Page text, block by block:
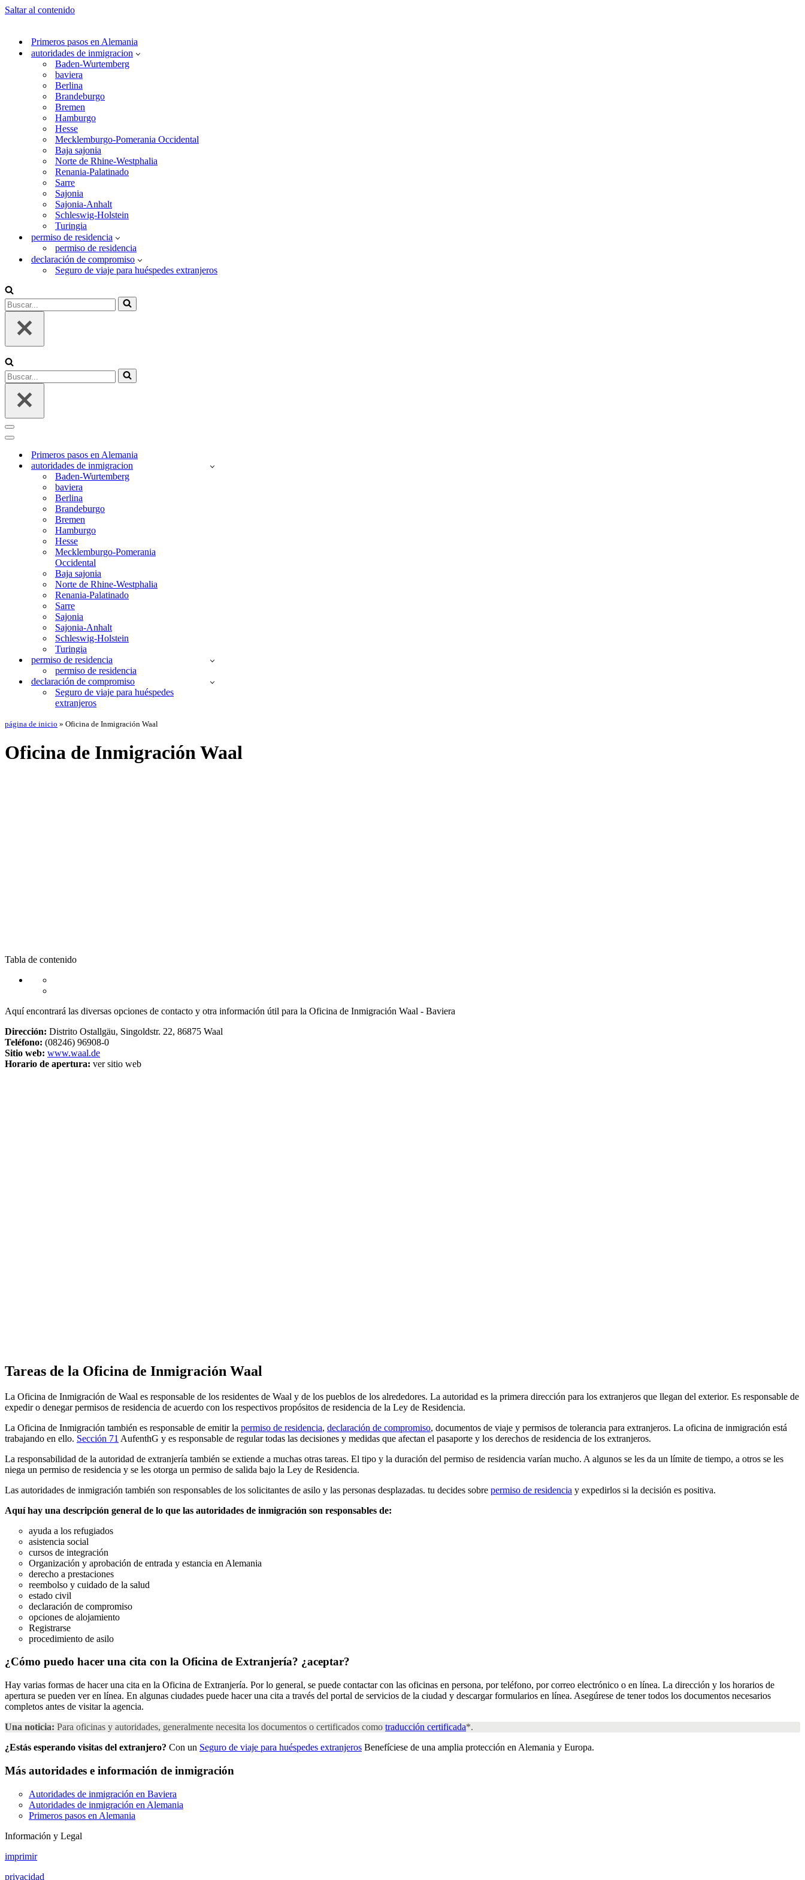
Saltar al contenido
Primeros pasos en Alemania
autoridades de inmigracion
Baden-Wurtemberg
baviera
Berlina
Brandeburgo
Bremen
Hamburgo
Hesse
Mecklemburgo-Pomerania Occidental
Baja sajonia
Norte de Rhine-Westphalia
Renania-Palatinado
Sarre
Sajonia
Sajonia-Anhalt
Schleswig-Holstein
Turingia
permiso de residencia
permiso de residencia
declaración de compromiso
Seguro de viaje para huéspedes extranjeros
Buscar...
Buscar...
Menú
de
Menú
navegaciónPrimeros pasos en Alemania
autoridades de inmigracion
Baden-Wurtemberg
baviera
Berlina
Brandeburgo
Bremen
Hamburgo
Hesse
Mecklemburgo-Pomerania
Occidental
Baja sajonia
Norte de Rhine-Westphalia
Renania-Palatinado
Sarre
Sajonia
Sajonia-Anhalt
Schleswig-Holstein
Turingia
permiso de residencia
permiso de residencia
declaración de compromiso
Seguro de viaje para huéspedes
extranjeros
página de inicio » Oficina de Inmigración Waal
Oficina de Inmigración Waal
Tabla de contenido
Aquí encontrará las diversas opciones de contacto y otra información útil para la Oficina de Inmigración Waal - Baviera
Dirección: Distrito Ostallgäu, Singoldstr. 22, 86875 Waal
Teléfono: (08246) 96908-0
Sitio web: www.waal.de
Horario de apertura: ver sitio web
Tareas de la Oficina de Inmigración Waal
La Oficina de Inmigración de Waal es responsable de los residentes de Waal y de los pueblos de los alrededores. La autoridad es la primera dirección para los extranjeros que llegan del exterior. Es responsable de
expedir o denegar permisos de residencia de acuerdo con los respectivos propósitos de residencia de la Ley de Residencia.
La Oficina de Inmigración también es responsable de emitir la permiso de residencia, declaración de compromiso, documentos de viaje y permisos de tolerancia para extranjeros. La oficina de inmigración está
trabajando en ello. Sección 71 AufenthG y es responsable de regular todas las decisiones y medidas que afectan el pasaporte y los derechos de residencia de los extranjeros.
La responsabilidad de la autoridad de extranjería también se extiende a muchas otras tareas. El tipo y la duración del permiso de residencia varían mucho. A algunos se les da un límite de tiempo, a otros se les
niega un permiso de residencia y se les otorga un permiso de salida bajo la Ley de Residencia.
Las autoridades de inmigración también son responsables de los solicitantes de asilo y las personas desplazadas. tu decides sobre permiso de residencia y expedirlos si la decisión es positiva.
Aquí hay una descripción general de lo que las autoridades de inmigración son responsables de:
ayuda a los refugiados
asistencia social
cursos de integración
Organización y aprobación de entrada y estancia en Alemania
derecho a prestaciones
reembolso y cuidado de la salud
estado civil
declaración de compromiso
opciones de alojamiento
Registrarse
procedimiento de asilo
¿Cómo puedo hacer una cita con la Oficina de Extranjería? ¿aceptar?
Hay varias formas de hacer una cita en la Oficina de Extranjería. Por lo general, se puede contactar con las oficinas en persona, por teléfono, por correo electrónico o en línea. La dirección y los horarios de
apertura se pueden ver en línea. En algunas ciudades puede hacer una cita a través del portal de servicios de la ciudad y descargar formularios en línea. Asegúrese de tener todos los documentos necesarios
completos antes de visitar la agencia.
Una noticia: Para oficinas y autoridades, generalmente necesita los documentos o certificados como traducción certificada*.
¿Estás esperando visitas del extranjero? Con un Seguro de viaje para huéspedes extranjeros Benefíciese de una amplia protección en Alemania y Europa.
Más autoridades e información de inmigración
Autoridades de inmigración en Baviera
Autoridades de inmigración en Alemania
Primeros pasos en Alemania
Información y Legal
imprimir
privacidad